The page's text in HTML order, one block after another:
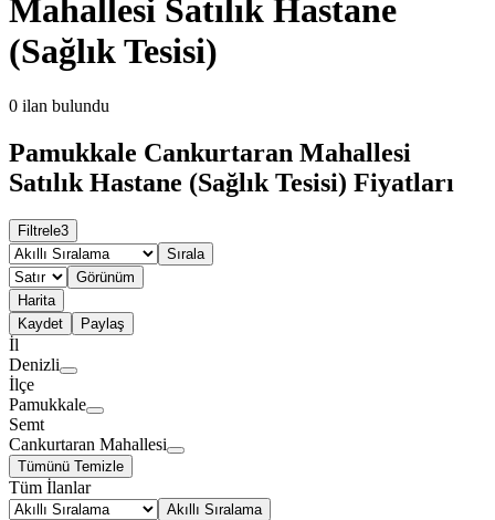
Mahallesi Satılık Hastane
(Sağlık Tesisi)
0 ilan bulundu
Pamukkale Cankurtaran Mahallesi
Satılık Hastane (Sağlık Tesisi) Fiyatları
Filtrele3
Sırala
Görünüm
Harita
Kaydet
Paylaş
İl
Denizli
İlçe
Pamukkale
Semt
Cankurtaran Mahallesi
Tümünü Temizle
Tüm İlanlar
Akıllı Sıralama